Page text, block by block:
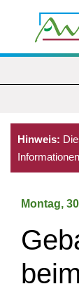
Hinweis:
Montag,